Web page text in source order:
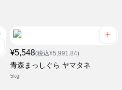
¥5,548(税込¥5,991.84)
青森まっしぐら ヤマタネ
5kg